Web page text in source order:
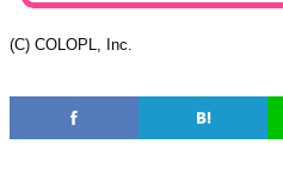
(C) COLOPL, Inc.